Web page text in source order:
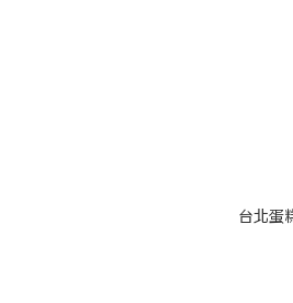
台北蛋